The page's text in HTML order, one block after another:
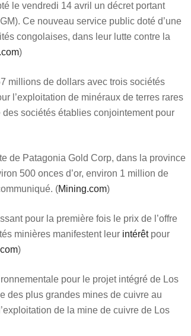
le vendredi 14 avril un décret portant
Ce nouveau service public doté d’une
congolaises, dans leur lutte contre la
)
millions de dollars avec trois sociétés
l’exploitation de minéraux de terres rares
sociétés établies conjointement pour
de Patagonia Gold Corp, dans la province
500 onces d’or, environ 1 million de
(Mining.com)
pour la première fois le prix de l’offre
minières manifestent leur intérêtpour
)
pour le projet intégré de Los
des plus grandes mines de cuivre au
de la mine de cuivre de Los